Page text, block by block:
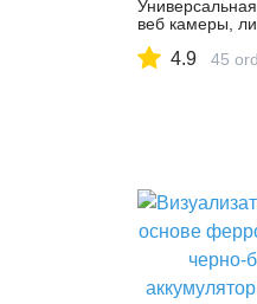
веб камеры,
Крышка для
4.9 45